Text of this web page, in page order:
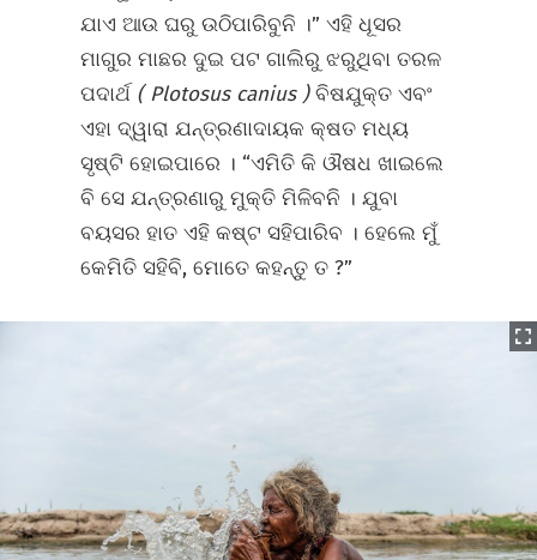
ଯାଏ ଆଉ ଘରୁ ଉଠିପାରିବୁନି ।” ଏହି ଧୂସର
ମାଗୁର ମାଛର ଦୁଇ ପଟ ଗାଲିରୁ ଝରୁଥିବା ତରଳ
ପଦାର୍ଥ (Plotosus canius )ବିଷଯୁକ୍ତ ଏବଂ
ଏହା ଦ୍ୱାରା ଯନ୍ତ୍ରଣାଦାୟକ କ୍ଷତ ମଧ୍ୟ
ସୃଷ୍ଟି ହୋଇପାରେ । “ଏମିତି କି ଔଷଧ ଖାଇଲେ
ବି ସେ ଯନ୍ତ୍ରଣାରୁ ମୁକ୍ତି ମିଳିବନି । ଯୁବା
ବୟସର ହାତ ଏହି କଷ୍ଟ ସହିପାରିବ । ହେଲେ ମୁଁ
କେମିତି ସହିବି, ମୋତେ କହନ୍ତୁ ତ ?”